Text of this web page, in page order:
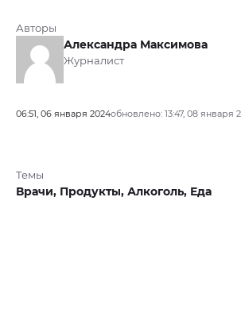
Авторы
Александра Максимова
Журналист
06:51, 06 января 2024обновлено: 13:47, 08 января
Темы
Врачи, Продукты, Алкоголь, Еда